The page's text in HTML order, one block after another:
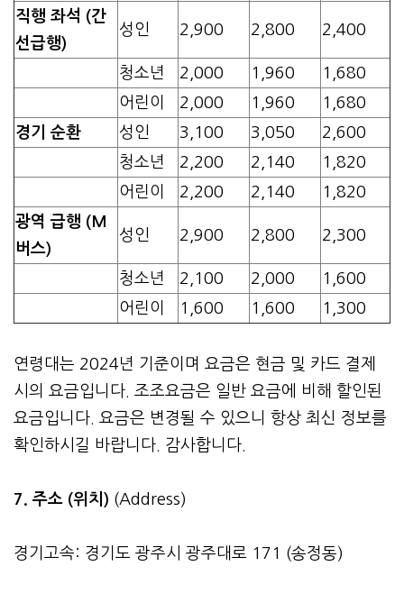
직행 좌석 (간
선급행)
성인 2,900 2,800 2,400
청소년 2,000 1,960
1,680
어린이
2,000 1,960
1,680
경기 순환
성인 3,100 3,050
2,600
청소년
2,200 2,140
1,820
어린이
2,200 2,140
1,820
광역 급행 (M
버스)
성인 2,900 2,800 2,300
청소년 2,100 2,000
1,600
어린이
1,600 1,600 1,300
연령대는 2024년 기준이며 요금은 현금 및 카드 결제
시의 요금입니다. 조조요금은 일반 요금에 비해 할인된
요금입니다. 요금은 변경될 수 있으니 항상 최신 정보를
확인하시길 바랍니다. 감사합니다.
7. 주소 (위치) (Address)
경기고속: 경기도 광주시 광주대로 171 (송정동)